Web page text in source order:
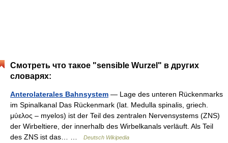
Смотреть что такое "sensible Wurzel" в других
словарях:
Anterolaterales Bahnsystem — Lage des unteren Rückenmarks
im Spinalkanal Das Rückenmark (lat. Medulla spinalis, griech.
μύελος – myelos) ist der Teil des zentralen Nervensystems (ZNS)
der Wirbeltiere, der innerhalb des Wirbelkanals verläuft. Als Teil
des ZNS ist das… …
Deutsch Wikipedia